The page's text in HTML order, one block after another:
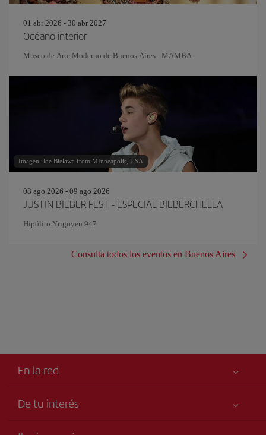
01 abr 2026 - 30 abr 2027
Océano interior
Museo de Arte Moderno de Buenos Aires - MAMBA
Imagen: Joe Bielawa from MInneapolis, USA
08 ago 2026 - 09 ago 2026
JUSTIN BIEBER FEST - ESPECIAL BIEBERCHELLA
Hipólito Yrigoyen 947
Consulta todos los eventos en Buenos Aires
En la red
De tu interés